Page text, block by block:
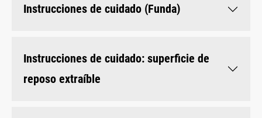
Instrucciones de cuidado (Funda)
Instrucciones de cuidado: superficie de
reposo extraíble